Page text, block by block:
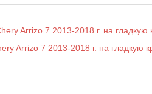
Arrizo 7 2013-2018 г. на гладкую